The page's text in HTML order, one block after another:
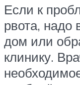
Если к
рвота, надо
дом или
клинику.